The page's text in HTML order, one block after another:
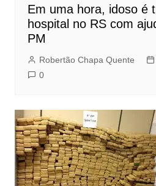
Em uma hora, idoso é
hospital no RS com
PM
Robertão Chapa Quente
0